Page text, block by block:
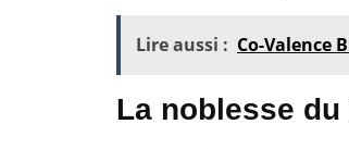
Lire aussi : Co-Valence
La noblesse